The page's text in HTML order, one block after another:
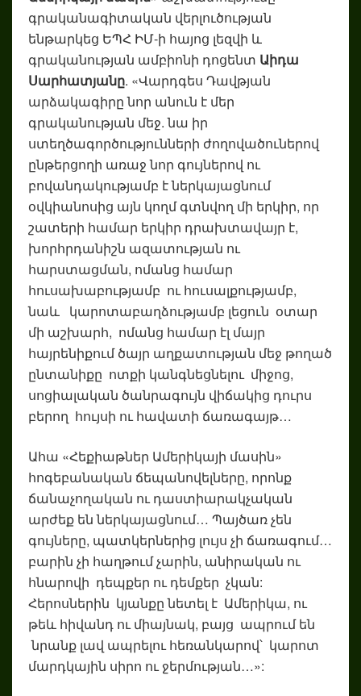
գրականագիտական վերլուծության
ենթարկեց ԵՊՀ ԻՄ-ի հայոց լեզվի և
գրականության ամբիոնի դոցենտ Աիդա
Սարհատյանը. «Վարդգես Դավթյան
արձակագիրը նոր անուն է մեր
գրականության մեջ. նա իր
ստեղծագործությունների ժողովածուներով
ընթերցողի առաջ նոր գույներով ու
բովանդակությամբ է ներկայացնում
օվկիանոսից այն կողմ գտնվող մի երկիր, որ
շատերի համար երկիր դրախտավայր է,
խորհրդանիշն ազատության ու
հարստացման, ոմանց համար
հուսախաբությամբ ու հուսալքությամբ,
նաև կարոտաբաղձությամբ լեցուն օտար
մի աշխարհ, ոմանց համար էլ մայր
հայրենիքում ծայր աղքատության մեջ թողած
ընտանիքը ոտքի կանգնեցնելու միջոց,
սոցիալական ծանրագույն վիճակից դուրս
բերող հույսի ու հավատի ճառագայթ…
Ահա «Հեքիաթներ Ամերիկայի մասին»
հոգեբանական ճեպանովելները, որոնք
ճանաչողական ու դաստիարակչական
արժեք են ներկայացնում… Պայծառ չեն
գույները, պատկերներից լույս չի ճառագում…
բարին չի հաղթում չարին, անիրական ու
հնարովի դեպքեր ու դեմքեր չկան:
Հերոսներին կյանքը նետել է Ամերիկա, ու
թեև հիվանդ ու միայնակ, բայց ապրում են
նրանք լավ ապրելու հեռանկարով՝ կարոտ
մարդկային սիրո ու ջերմության…»: